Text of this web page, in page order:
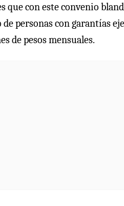
que con este convenio
personas con garantías
de pesos mensuales.